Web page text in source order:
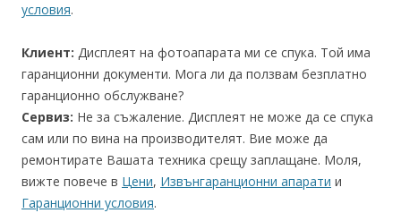
условия.
Клиент: Дисплеят на фотоапарата ми се спука. Той има
гаранционни документи. Мога ли да ползвам безплатно
гаранционно обслужване?
Сервиз: Не за съжаление. Дисплеят не може да се спука
сам или по вина на производителят. Вие може да
ремонтирате Вашата техника срещу заплащане. Моля,
вижте повече в Цени, Извънгаранционни апарати и
Гаранционни условия.